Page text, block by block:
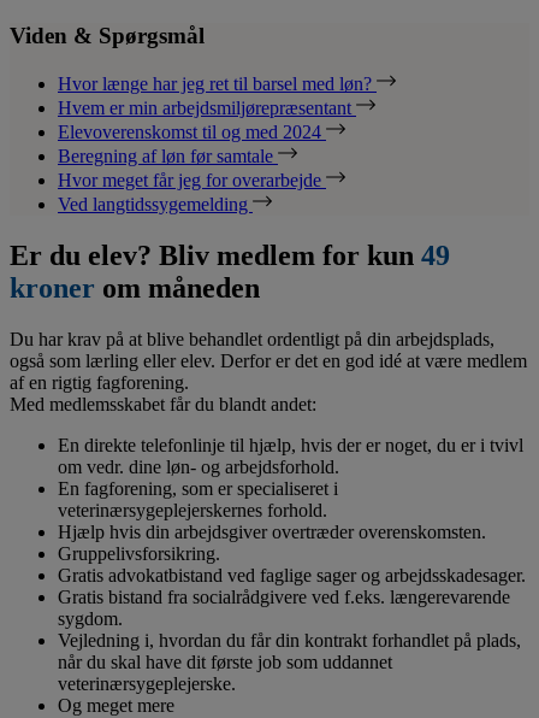
Viden & Spørgsmål
Hvor længe har jeg ret til barsel med løn?
Hvem er min arbejdsmiljørepræsentant
Elevoverenskomst til og med 2024
Beregning af løn før samtale
Hvor meget får jeg for overarbejde
Ved langtidssygemelding
Er du elev? Bliv medlem for kun 49
kroner om måneden
Du har krav på at blive behandlet ordentligt på din arbejdsplads,
også som lærling eller elev. Derfor er det en god idé at være medlem
af en rigtig fagforening.
Med medlemsskabet får du blandt andet:
En direkte telefonlinje til hjælp, hvis der er noget, du er i tvivl
om vedr. dine løn- og arbejdsforhold.
En fagforening, som er specialiseret i
veterinærsygeplejerskernes forhold.
Hjælp hvis din arbejdsgiver overtræder overenskomsten.
Gruppelivsforsikring.
Gratis advokatbistand ved faglige sager og arbejdsskadesager.
Gratis bistand fra socialrådgivere ved f.eks. længerevarende
sygdom.
Vejledning i, hvordan du får din kontrakt forhandlet på plads,
når du skal have dit første job som uddannet
veterinærsygeplejerske.
Og meget mere